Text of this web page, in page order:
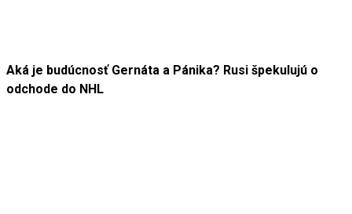
Aká je budúcnosť Gernáta a Pánika? Rusi špekulujú o
odchode do NHL